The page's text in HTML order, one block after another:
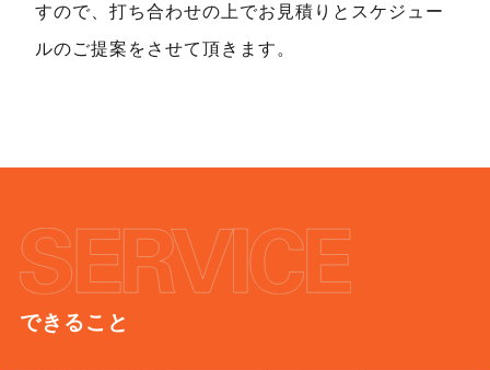
すので、打ち合わせの上でお見積りとスケジュー
ルのご提案をさせて頂きます。
できること